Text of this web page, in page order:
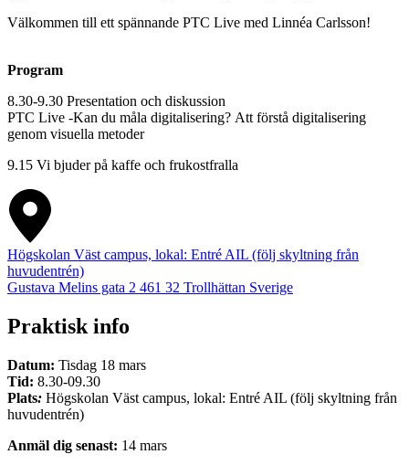
Välkommen till ett spännande PTC Live med Linnéa Carlsson!
Program
8.30-9.30 Presentation och diskussion
PTC Live -Kan du måla digitalisering? Att förstå digitalisering
genom visuella metoder
9.15 Vi bjuder på kaffe och frukostfralla
Högskolan Väst campus, lokal: Entré AIL (följ skyltning från
huvudentrén)
Gustava Melins gata 2 461 32 Trollhättan Sverige
Praktisk info
Datum: Tisdag 18 mars
Tid: 8.30-09.30
Plats: Högskolan Väst campus, lokal: Entré AIL (följ skyltning från
huvudentrén)
Anmäl dig senast: 14 mars